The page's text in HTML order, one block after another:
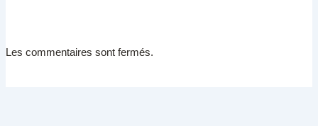
Les commentaires sont fermés.